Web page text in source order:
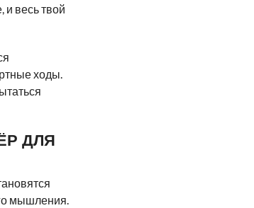
и весь твой
ходы.
ДЛЯ
мышления.